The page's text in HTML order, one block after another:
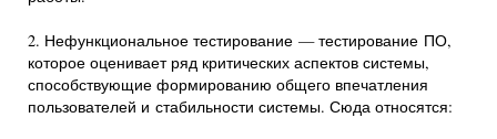
2. Нефункциональное тестирование — тестирование ПО,
которое оценивает ряд критических аспектов системы,
способствующие формированию общего впечатления
пользователей и стабильности системы. Сюда относятся: